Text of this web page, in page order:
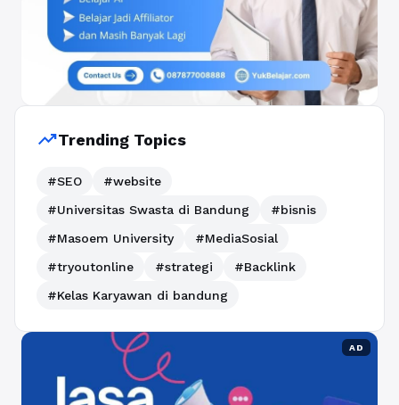
trending_upTrending Topics
#SEO
#website
#Universitas Swasta di Bandung
#bisnis
#Masoem University
#MediaSosial
#tryoutonline
#strategi
#Backlink
#Kelas Karyawan di bandung
AD